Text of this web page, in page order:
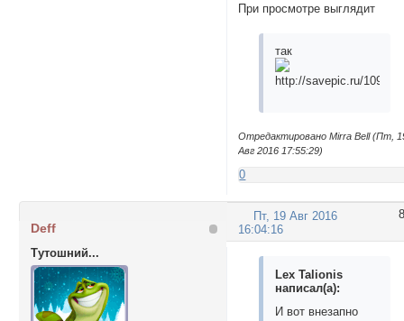
При просмотре выглядит
так
Отредактировано Mirra Bell (Пт,
Авг 2016 17:55:29)
0
8
Пт, 19 Авг 2016
16:04:16
Deff
Тутошний...
Lex Talionis
написал(а):
И вот внезапно